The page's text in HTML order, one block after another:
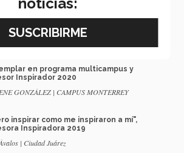
Vincent’: agradecen alumnos de
a maestro de francés
en programa multicampus y
Inspirador 2020
GONZÁLEZ | CAMPUS MONTERREY
inspirar como me inspiraron a mí",
Inspiradora 2019
| Ciudad Juárez
noticias: